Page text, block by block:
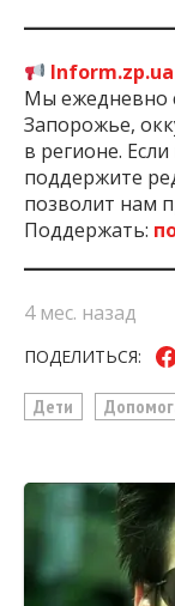
Inform.zp.ua
Мы ежедневно
Запорожье,
в регионе.
поддержите
позволит нам
Поддержать:
4 мес. назад
ПОДЕЛИТЬСЯ:
Дети